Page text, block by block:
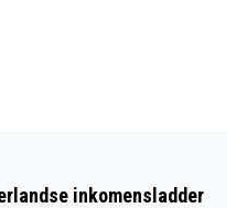
inkomensladder